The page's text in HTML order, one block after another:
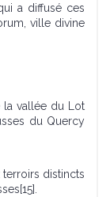
a diffusé ces
ville divine
la vallée du Lot
du Quercy
distincts